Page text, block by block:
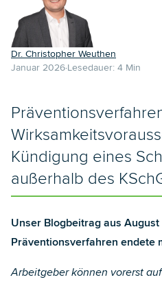
Dr. Christopher Weuthen
Januar 2026 Lesedauer: 4 Min
Kündigung eines
außerhalb des
Unser Blogbeitrag aus
Präventionsverfahren endete
Arbeitgeber können vorerst